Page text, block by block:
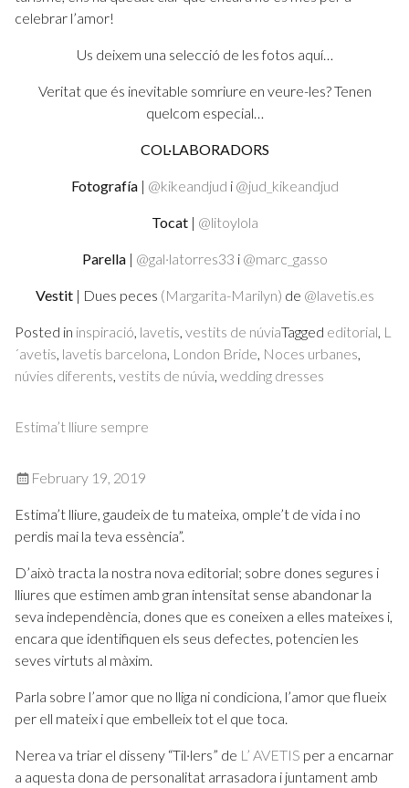
celebrar l’amor!
Us deixem una selecció de les fotos aquí…
Veritat que és inevitable somriure en veure-les? Tenen
quelcom especial…
COL·LABORADORS
Fotografía| @kikeandjud i @jud_kikeandjud
Tocat| @litoylola
Parella| @gal·latorres33 i @marc_gasso
Vestit| Dues peces (Margarita-Marilyn) de @lavetis.es
Posted in inspiració, lavetis, vestits de núviaTagged editorial, L
´avetis, lavetis barcelona, London Bride, Noces urbanes,
núvies diferents, vestits de núvia, wedding dresses
Estima’t lliure sempre
February 19, 2019
Estima’t lliure, gaudeix de tu mateixa, omple’t de vida i no
perdis mai la teva essència”.
D’això tracta la nostra nova editorial; sobre dones segures i
lliures que estimen amb gran intensitat sense abandonar la
seva independència, dones que es coneixen a elles mateixes i,
encara que identifiquen els seus defectes, potencien les
seves virtuts al màxim.
Parla sobre l’amor que no lliga ni condiciona, l’amor que flueix
per ell mateix i que embelleix tot el que toca.
Nerea va triar el disseny “Til·lers” de L’ AVETIS per a encarnar
a aquesta dona de personalitat arrasadora i juntament amb